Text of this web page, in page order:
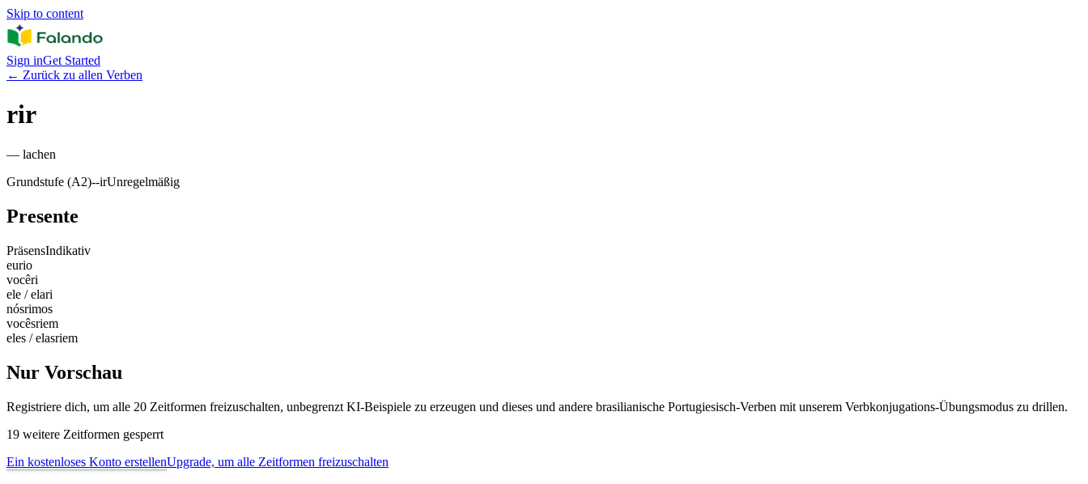
Skip to content
Sign inGet Started
← Zurück zu allen Verben
rir
— lachen
Grundstufe (A2)--irUnregelmäßig
Presente
PräsensIndikativ
eurio
vocêri
ele / elari
nósrimos
vocêsriem
eles / elasriem
Nur Vorschau
Registriere dich, um alle 20 Zeitformen freizuschalten, unbegrenzt KI-Beispiele zu erzeugen und dieses und andere brasilianische Portugiesisch-Verben mit unserem Verbkonjugations-Übungsmodus zu drillen.
19 weitere Zeitformen gesperrt
Ein kostenloses Konto erstellenUpgrade, um alle Zeitformen freizuschalten